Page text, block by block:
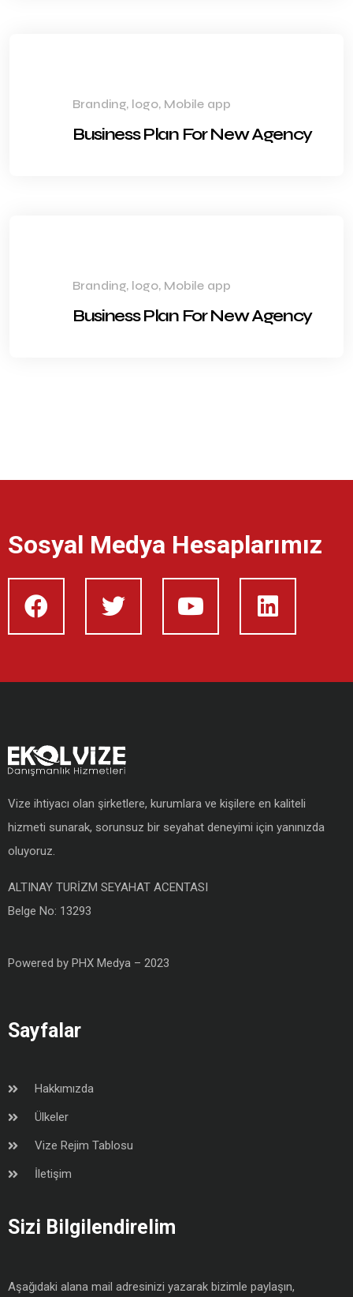
Branding, logo, Mobile app
Business Plan For New Agency
Branding, logo, Mobile app
Business Plan For New Agency
Sosyal Medya Hesaplarımız
Vize ihtiyacı olan şirketlere, kurumlara ve kişilere en kaliteli
hizmeti sunarak, sorunsuz bir seyahat deneyimi için yanınızda
oluyoruz.
ALTINAY TURİZM SEYAHAT ACENTASI
Belge No: 13293
Powered by PHX Medya – 2023
Sayfalar
Hakkımızda
Ülkeler
Vize Rejim Tablosu
İletişim
Sizi Bilgilendirelim
Aşağıdaki alana mail adresinizi yazarak bizimle paylaşın,